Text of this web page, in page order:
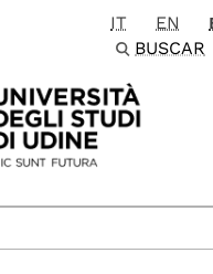
al contenuto
IT EN
BUSCAR